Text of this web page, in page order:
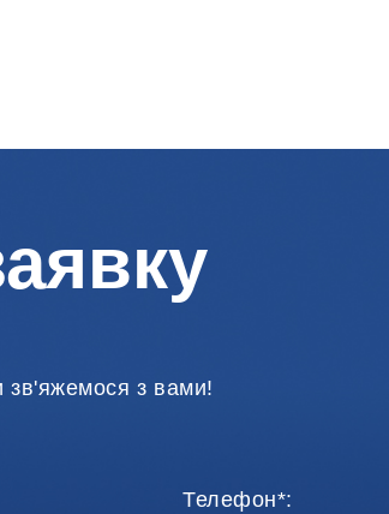
зв'яжемося з вами!
Телефон*: